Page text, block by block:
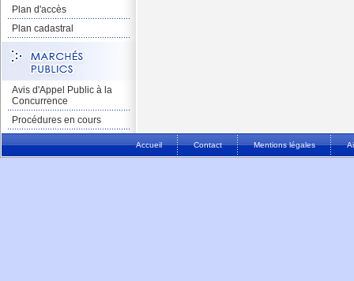
Plan d'accès
Plan cadastral
Avis d'Appel Public à la
Concurrence
Procédures en cours
Accueil Contact Mentions légales